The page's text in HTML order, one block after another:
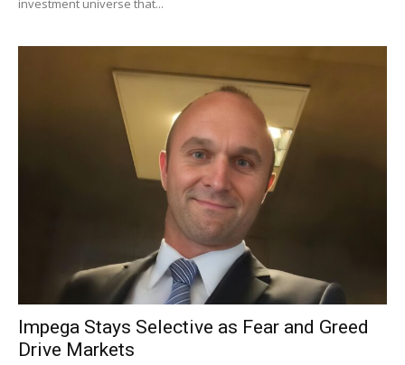
investment universe that...
Impega Stays Selective as Fear and Greed
Drive Markets